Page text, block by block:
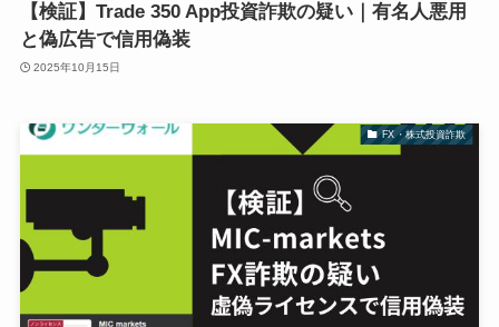
【検証】Trade 350 App投資詐欺の疑い｜有名人悪用
と偽広告で信用偽装
2025年10月15日
FX・株式投資詐欺